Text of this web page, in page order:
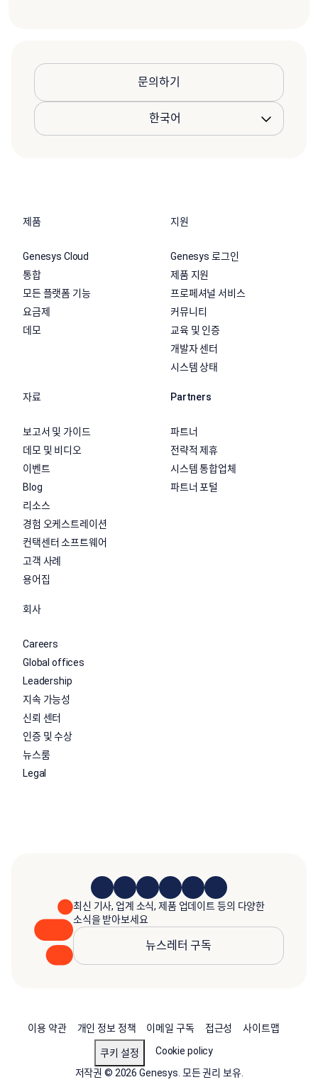
문의하기
제품
Genesys Cloud
통합
모든 플랫폼 기능
요금제
데모
지원
Genesys 로그인
제품 지원
프로페셔널 서비스
커뮤니티
교육 및 인증
개발자 센터
시스템 상태
자료
보고서 및 가이드
데모 및 비디오
이벤트
Blog
리소스
경험 오케스트레이션
컨택센터 소프트웨어
고객 사례
용어집
Partners
파트너
전략적 제휴
시스템 통합업체
파트너 포털
회사
Careers
Global offices
Leadership
지속 가능성
신뢰 센터
인증 및 수상
뉴스룸
Legal
최신 기사, 업계 소식, 제품 업데이트 등의 다양한
소식을 받아보세요
뉴스레터 구독
이용 약관 개인 정보 정책 이메일 구독 접근성 사이트맵
쿠키 설정
Cookie policy
저작권 © 2026 Genesys. 모든 권리 보유.